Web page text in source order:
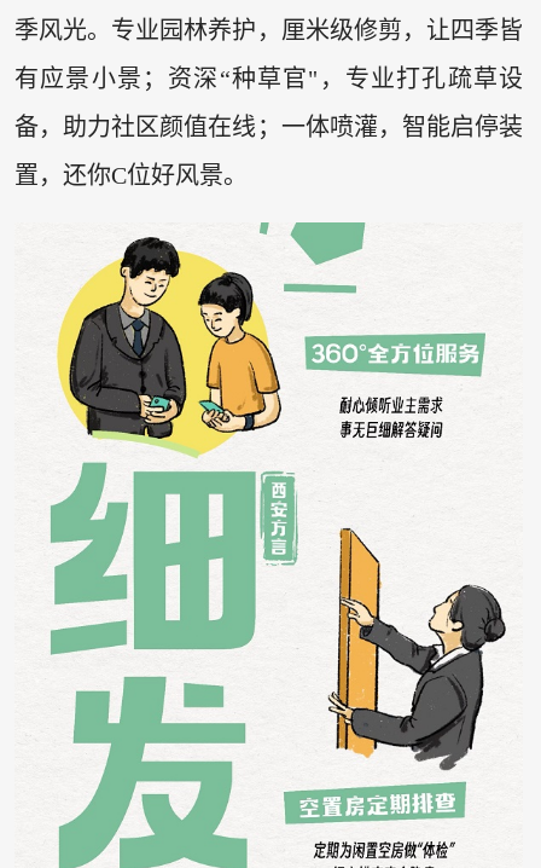
季风光。专业园林养护，厘米级修剪，让四季皆
有应景小景；资深“种草官"，专业打孔疏草设
备，助力社区颜值在线；一体喷灌，智能启停装
置，还你C位好风景。